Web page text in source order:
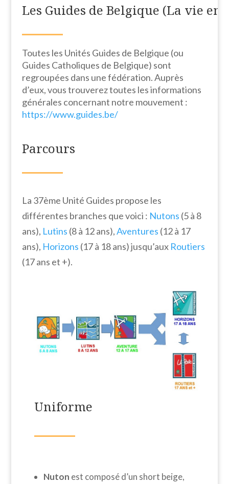
Les Guides de Belgique (La vie en
Toutes les Unités Guides de Belgique (ou
Guides Catholiques de Belgique) sont
regroupées dans une fédération. Auprès
d’eux, vous trouverez toutes les informations
générales concernant notre mouvement :
https://www.guides.be/
Parcours
La 37ème Unité Guides propose les
différentes branches que voici : Nutons (5 à 8
ans), Lutins (8 à 12 ans),Aventures (12 à 17
ans), Horizons (17 à 18 ans) jusqu’aux Routiers
(17 ans et +).
Uniforme
Nuton est composé d’un short beige,